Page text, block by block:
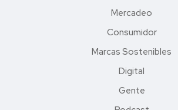
Mercadeo
Consumidor
Marcas Sostenibles
Digital
Gente